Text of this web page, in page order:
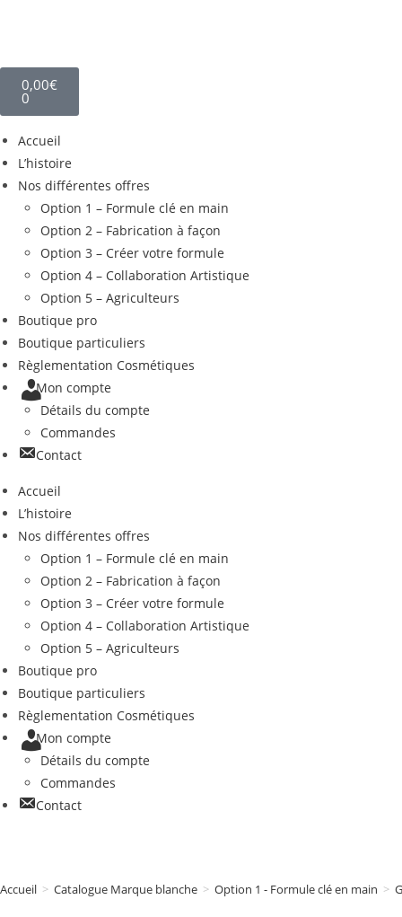
0,00€
0
Accueil
L’histoire
Nos différentes offres
Option 1 – Formule clé en main
Option 2 – Fabrication à façon
Option 3 – Créer votre formule
Option 4 – Collaboration Artistique
Option 5 – Agriculteurs
Boutique pro
Boutique particuliers
Règlementation Cosmétiques
Mon compte
Détails du compte
Commandes
Contact
Accueil
L’histoire
Nos différentes offres
Option 1 – Formule clé en main
Option 2 – Fabrication à façon
Option 3 – Créer votre formule
Option 4 – Collaboration Artistique
Option 5 – Agriculteurs
Boutique pro
Boutique particuliers
Règlementation Cosmétiques
Mon compte
Détails du compte
Commandes
Contact
Accueil > Catalogue Marque blanche > Option 1 - Formule clé en main >